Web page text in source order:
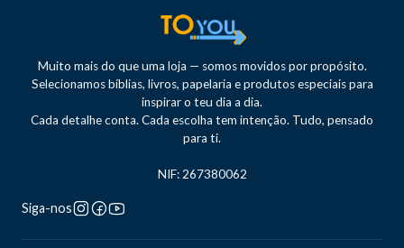
Muito mais do que uma loja — somos movidos por propósito.
Selecionamos bíblias, livros, papelaria e produtos especiais para
inspirar o teu dia a dia.
Cada detalhe conta. Cada escolha tem intenção. Tudo, pensado
para ti.
NIF: 267380062
Siga-nos